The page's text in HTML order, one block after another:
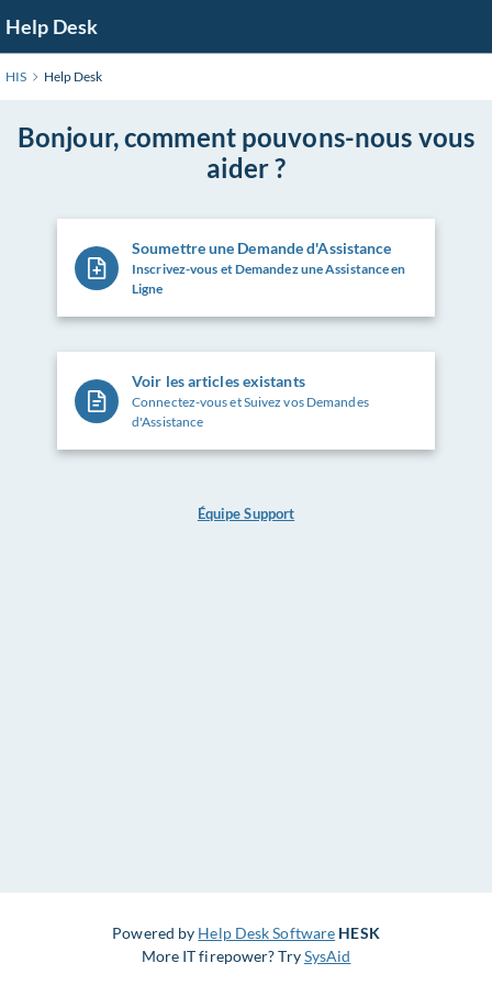
Help Desk
HIS Help Desk
Bonjour, comment pouvons-nous vous
aider ?
Soumettre une Demande d'Assistance
Inscrivez-vous et Demandez une Assistance en
Ligne
Voir les articles existants
Connectez-vous et Suivez vos Demandes
d'Assistance
Équipe Support
Powered by Help Desk Software HESK
More IT firepower? TrySysAid